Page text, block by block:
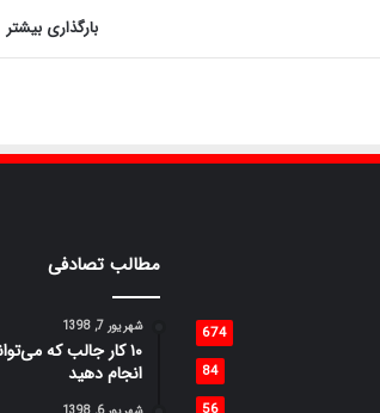
بارگذاری بیشتر
674
84
مطالب تصادفی
شهریور 7, 1398
۱۰ کار جالب که
انجام دهید